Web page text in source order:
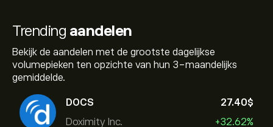
Trending aandelen
Bekijk de aandelen met de grootste dagelijkse
volumepieken ten opzichte van hun 3-maandelijks
gemiddelde.
DOCS
Doximity Inc.
27.40‎$‎
+32.62%